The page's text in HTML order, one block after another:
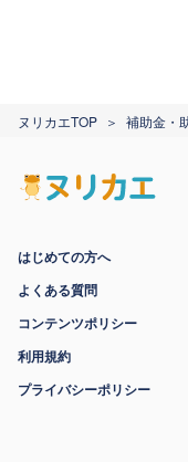
ヌリカエTOP 補助金・
はじめての方へ
よくある質問
コンテンツポリシー
利用規約
プライバシーポリシー